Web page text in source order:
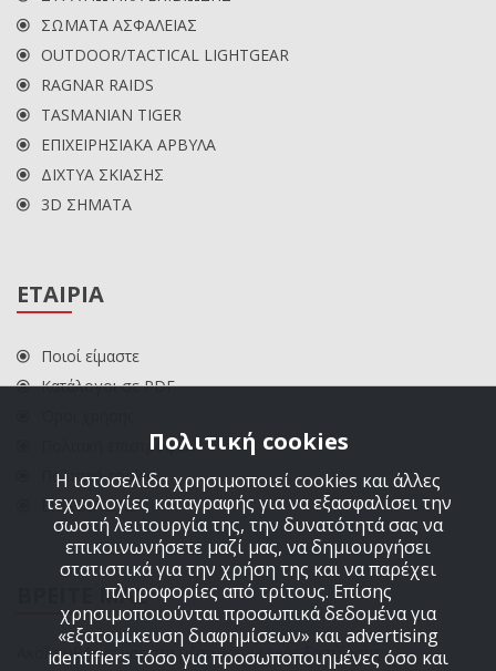
ΣΩΜΑΤΑ ΑΣΦΑΛΕΙΑΣ
OUTDOOR/TACTICAL LIGHTGEAR
RAGNAR RAIDS
TASMANIAN TIGER
ΕΠΙΧΕΙΡΗΣΙΑΚΑ ΑΡΒΥΛΑ
ΔΙΧΤΥΑ ΣΚΙΑΣΗΣ
3D ΣΗΜΑΤΑ
ΕΤΑΙΡΙΑ
Ποιοί είμαστε
Κατάλογοι σε PDF
Πολιτική επιστροφών
Πολιτική cookies
ΕΠΙΚΟΙΝΩΝΙΑ
ΒΡΕΙΤΕ ΜΑΣ
Ακολουθήστε μας στα μέσα κοινωνικής δικτύωσης
Πολιτική cookies
Η ιστοσελίδα χρησιμοποιεί cookies και άλλες
τεχνολογίες καταγραφής για να εξασφαλίσει την
σωστή λειτουργία της, την δυνατότητά σας να
επικοινωνήσετε μαζί μας, να δημιουργήσει
στατιστικά για την χρήση της και να παρέχει
πληροφορίες από τρίτους. Επίσης
χρησιμοποιούνται προσωπικά δεδομένα για
«εξατομίκευση διαφημίσεων» και advertising
identifiers τόσο για προσωποποιημένες όσο και